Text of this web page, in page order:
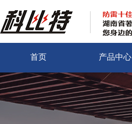
首页 产品中心